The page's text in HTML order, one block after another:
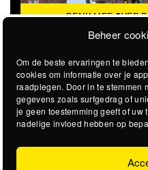
Beheer
Om de beste ervaringen te
cookies om informatie over je
raadplegen. Door in te stemmen
gegevens zoals surfgedrag of
je geen toestemming geeft of uw
nadelige invloed hebben op
DENK MEE OVER